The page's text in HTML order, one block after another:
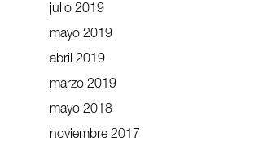
julio 2019
mayo 2019
abril 2019
marzo 2019
mayo 2018
noviembre 2017